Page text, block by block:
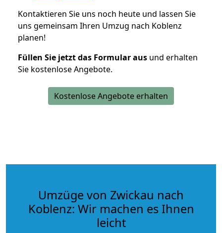
Kontaktieren Sie uns noch heute und lassen Sie
uns gemeinsam Ihren Umzug nach Koblenz
planen!
Füllen Sie jetzt das Formular aus und erhalten
Sie kostenlose Angebote.
Kostenlose Angebote erhalten
Umzüge von Zwickau nach
Koblenz: Wir machen es Ihnen
leicht